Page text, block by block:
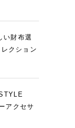
い財布選
クション
アクセサ